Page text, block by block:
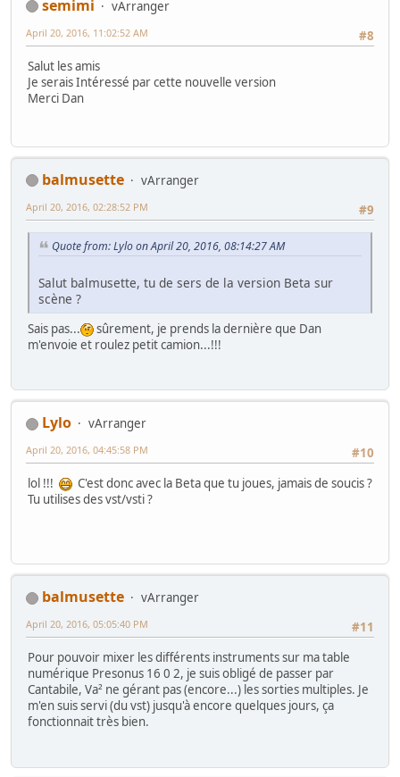
semimi
vArranger
#8
April 20, 2016, 11:02:52 AM
Salut les amis
Je serais Intéressé par cette nouvelle version
Merci Dan
balmusette
vArranger
#9
April 20, 2016, 02:28:52 PM
Quote from: Lylo on April 20, 2016, 08:14:27 AM
Salut balmusette, tu de sers de la version Beta sur
scène ?
Sais pas...
sûrement, je prends la dernière que Dan
m'envoie et roulez petit camion...!!!
Lylo
vArranger
#10
April 20, 2016, 04:45:58 PM
lol !!!
C'est donc avec la Beta que tu joues, jamais de soucis ?
Tu utilises des vst/vsti ?
balmusette
vArranger
#11
April 20, 2016, 05:05:40 PM
Pour pouvoir mixer les différents instruments sur ma table
numérique Presonus 16 0 2, je suis obligé de passer par
Cantabile, Va² ne gérant pas (encore...) les sorties multiples. Je
m'en suis servi (du vst) jusqu'à encore quelques jours, ça
fonctionnait très bien.